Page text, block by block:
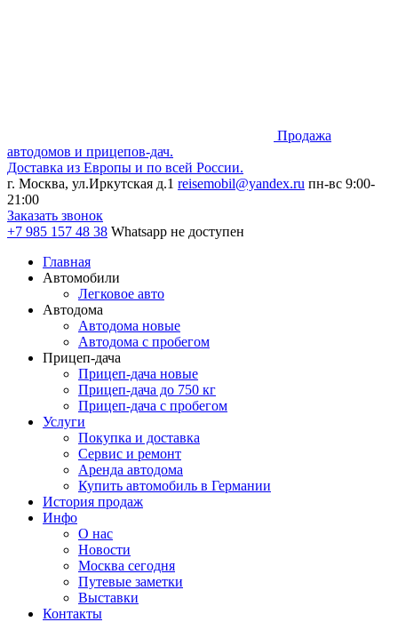
Продажа
автодомов и прицепов-дач.
Доставка из Европы и по всей России.
г. Москва, ул.Иркутская д.1 reisemobil@yandex.ru пн-вс 9:00-
21:00
Заказать звонок
+7 985 157 48 38 Whatsapp не доступен
Главная
Автомобили
Легковое авто
Автодома
Автодома новые
Автодома с пробегом
Прицеп-дача
Прицеп-дача новые
Прицеп-дача до 750 кг
Прицеп-дача с пробегом
Услуги
Покупка и доставка
Сервис и ремонт
Аренда автодома
Купить автомобиль в Германии
История продаж
Инфо
О нас
Новости
Москва сегодня
Путевые заметки
Выставки
Контакты